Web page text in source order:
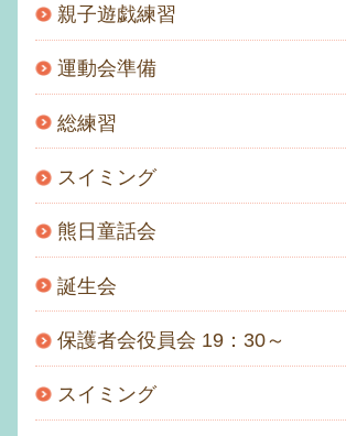
親子遊戯練習
運動会準備
総練習
スイミング
熊日童話会
誕生会
保護者会役員会 19：30～
スイミング